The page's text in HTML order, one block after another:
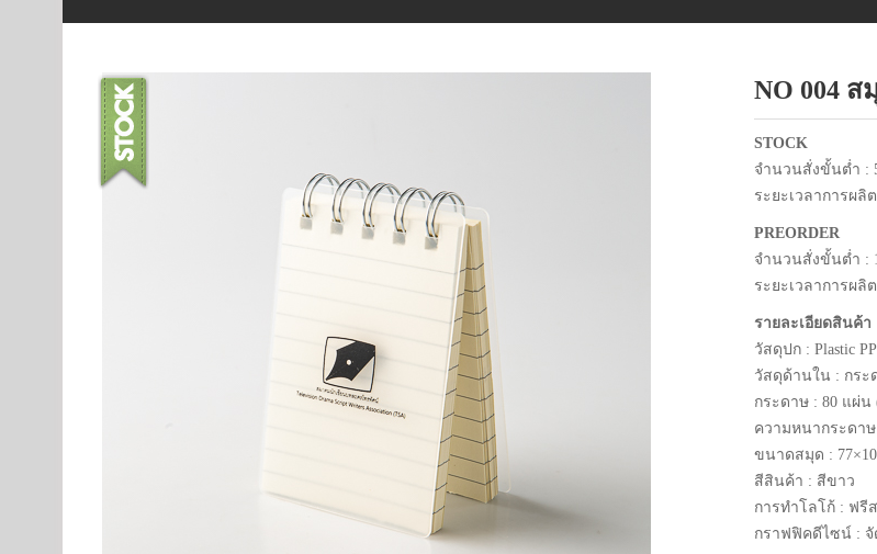
NO 004
STOCK
จำนวนสั่งขั้นต่ำ :
ระยะเวลาการผลิ
PREORDER
จำนวนสั่งขั้นต่ำ :
ระยะเวลาการผลิ
รายละเอียดสินค้า
วัสดุปก : Plastic PP
วัสดุด้านใน : กร
กระดาษ : 80 แผ่น
ความหนากระดาษ
ขนาดสมุด :
สีสินค้า : สีขาว
การทำโลโก้ : ฟรี
กราฟฟิคดีไซน์ : จั